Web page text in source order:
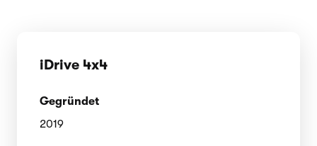
iDrive 4x4
Gegründet
2019